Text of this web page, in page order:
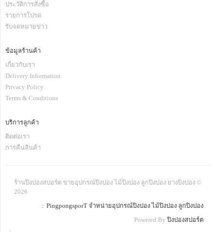
ประวัติการสั่งซื้อ
รายการโปรด
รับจดหมายข่าว
ข้อมูลร้านค้า
เกี่ยวกับเรา
Delivery Information
Privacy Policy
Terms & Conditions
บริการลูกค้า
ติดต่อเรา
การคืนสินค้า
ร้านปิงปองสปอร์ต ขายอุปกรณ์ปิงปอง ไม้ปิงปอง ลูกปิงปอง ยางปิงปอง ©
2026
: PingpongsporT จำหน่ายอุปกรณ์ปิงปอง ไม้ปิงปอง ลูกปิงปอง
Powered By ปิงปองสปอร์ต
.